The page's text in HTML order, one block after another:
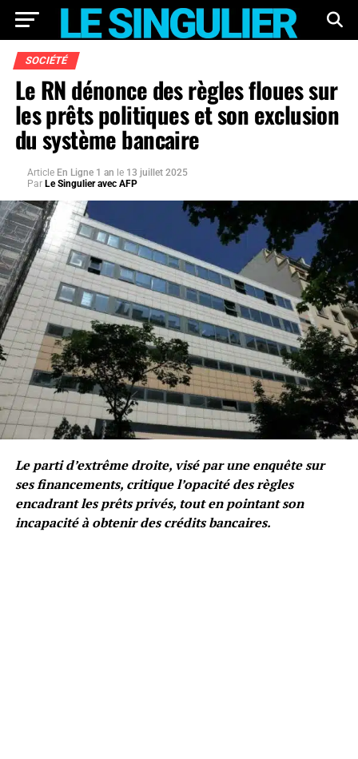
SOCIÉTÉ
Le RN dénonce des règles floues sur
les prêts politiques et son exclusion
du système bancaire
Article En Ligne 1 an le 13 juillet 2025
Par Le Singulier avec AFP
Le parti d’extrême droite, visé par une enquête sur
ses financements, critique l’opacité des règles
encadrant les prêts privés, tout en pointant son
incapacité à obtenir des crédits bancaires.